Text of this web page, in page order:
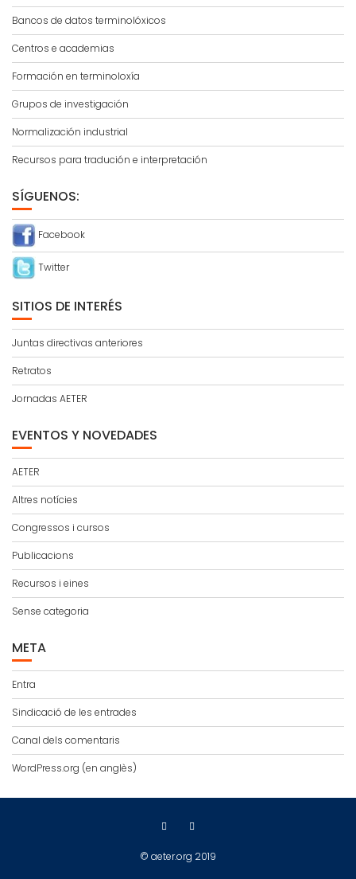
Bancos de datos terminolóxicos
Centros e academias
Formación en terminoloxía
Grupos de investigación
Normalización industrial
Recursos para tradución e interpretación
SÍGUENOS:
Facebook
Twitter
SITIOS DE INTERÉS
Juntas directivas anteriores
Retratos
Jornadas AETER
EVENTOS Y NOVEDADES
AETER
Altres notícies
Congressos i cursos
Publicacions
Recursos i eines
Sense categoria
META
Entra
Sindicació de les entrades
Canal dels comentaris
WordPress.org (en anglès)
© aeter.org 2019